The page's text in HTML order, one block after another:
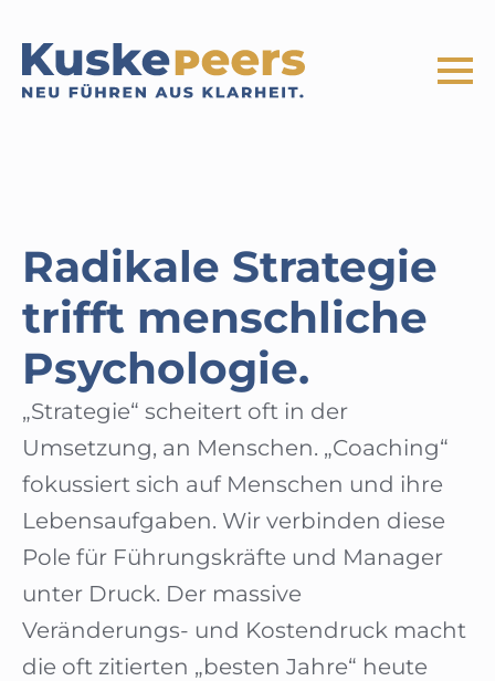
Radikale Strategie
trifft menschliche
Psychologie.
„Strategie“ scheitert oft in der
Umsetzung, an Menschen. „Coaching“
fokussiert sich auf Menschen und ihre
Lebensaufgaben. Wir verbinden diese
Pole für Führungskräfte und Manager
unter Druck. Der massive
Veränderungs- und Kostendruck macht
die oft zitierten „besten Jahre“ heute